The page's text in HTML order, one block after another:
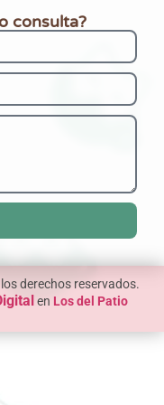
consulta?
derechos reservados.
en Los del Patio